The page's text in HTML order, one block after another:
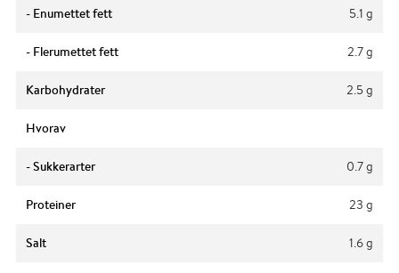
- Enumettet fett 5.1 g
- Flerumettet fett 2.7 g
Karbohydrater 2.5 g
Hvorav
- Sukkerarter 0.7 g
Proteiner 23 g
Salt 1.6 g